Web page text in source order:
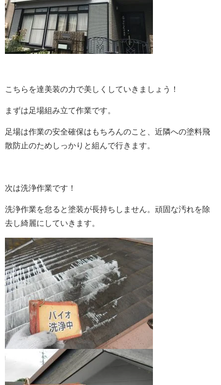
こちらを達美装の力で美しくしていきましょう！
まずは足場組み立て作業です。
足場は作業の安全確保はもちろんのこと、近隣への塗料飛
散防止のためしっかりと組んで行きます。
次は洗浄作業です！
洗浄作業を怠ると塗装が長持ちしません。頑固な汚れを除
去し綺麗にしていきます。